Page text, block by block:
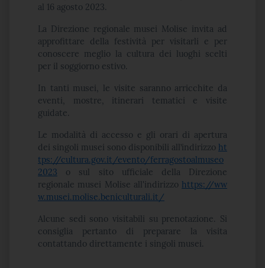
al 16 agosto 2023.
La Direzione regionale musei Molise invita ad
approfittare della festività per visitarli e per
conoscere meglio la cultura dei luoghi scelti
per il soggiorno estivo.
In tanti musei, le visite saranno arricchite da
eventi, mostre, itinerari tematici e visite
guidate.
Le modalità di accesso e gli orari di apertura
dei singoli musei sono disponibili all’indirizzo ht
tps://cultura.gov.it/evento/ferragostoalmuseo
2023 o sul sito ufficiale della Direzione
regionale musei Molise all'indirizzo https://ww
w.musei.molise.beniculturali.it/
Alcune sedi sono visitabili su prenotazione. Si
consiglia pertanto di preparare la visita
contattando direttamente i singoli musei.